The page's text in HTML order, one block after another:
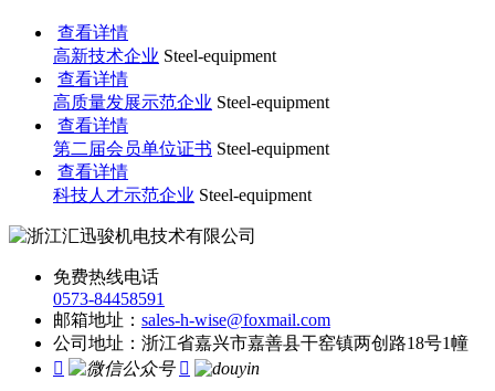
查看详情
高新技术企业 Steel-equipment
查看详情
高质量发展示范企业 Steel-equipment
查看详情
第二届会员单位证书 Steel-equipment
查看详情
科技人才示范企业 Steel-equipment
免费热线电话
0573-84458591
邮箱地址： sales-h-wise@foxmail.com
公司地址：浙江省嘉兴市嘉善县干窑镇两创路18号1幢

